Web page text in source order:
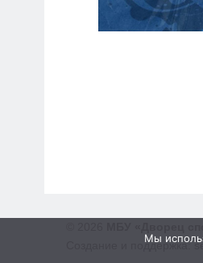
Создание и поддержка:
Мы